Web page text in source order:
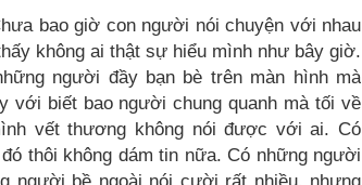
bao giờ con người nói chuyện với nhau
không ai thật sự hiểu mình như bây giờ.
người đầy bạn bè trên màn hình mà
với biết bao người chung quanh mà tối về
vết thương không nói được với ai. Có
thôi không dám tin nữa. Có những người
người bề ngoài nói cười rất nhiều, nhưng